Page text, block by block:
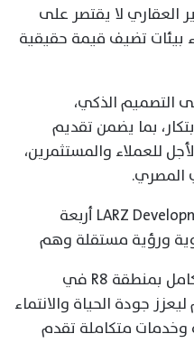
العقاري لا يقتصر على
بيئات تضيف قيمة حقيقية
التصميم الذكي،
بما يضمن تقديم
للعملاء والمستثمرين،
المصري.
وتضم محفظة مشروعات LARZ Developments أربعة
ورؤية مستقلة وهم
Madai، وهو مجتمع سكني متكامل بمنطقة R8 في
جودة الحياة والانتماء
متكاملة تقدم